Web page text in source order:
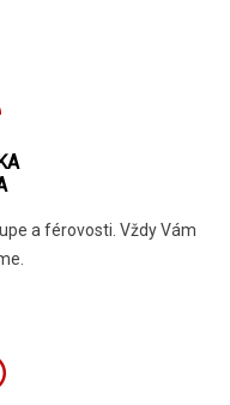
a férovosti. Vždy Vám